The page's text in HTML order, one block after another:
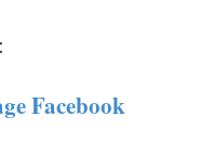
Facebook